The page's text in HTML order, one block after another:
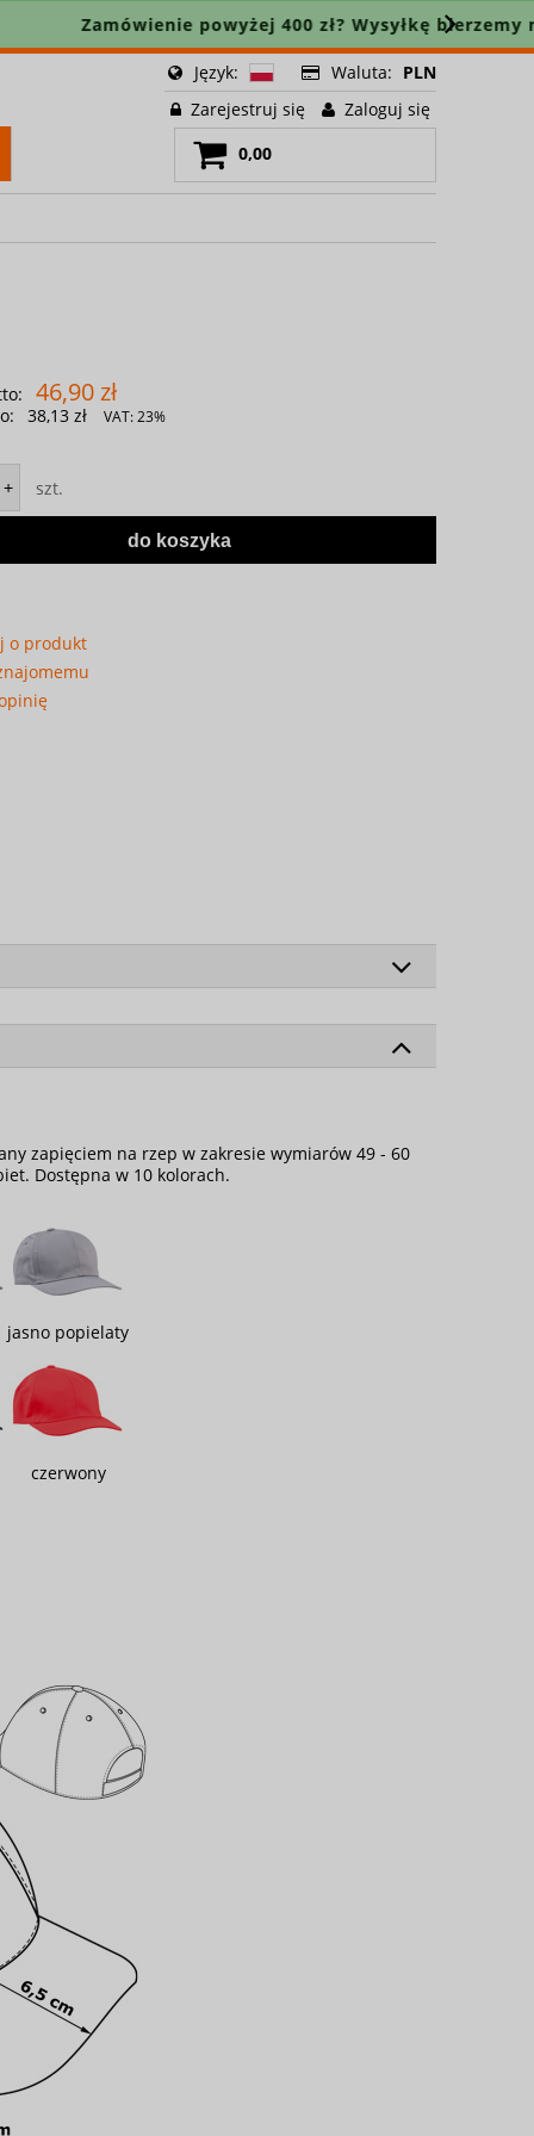
Język: Waluta: PLN
Zarejestruj się
Zaloguj się
0,00
46,90 zł
38,13 zł VAT:23%
+ szt.
do koszyka
o produkt
zapięciem na rzep w zakresie wymiarów 49 - 60
Dostępna w 10 kolorach.
jasno popielaty
czerwony